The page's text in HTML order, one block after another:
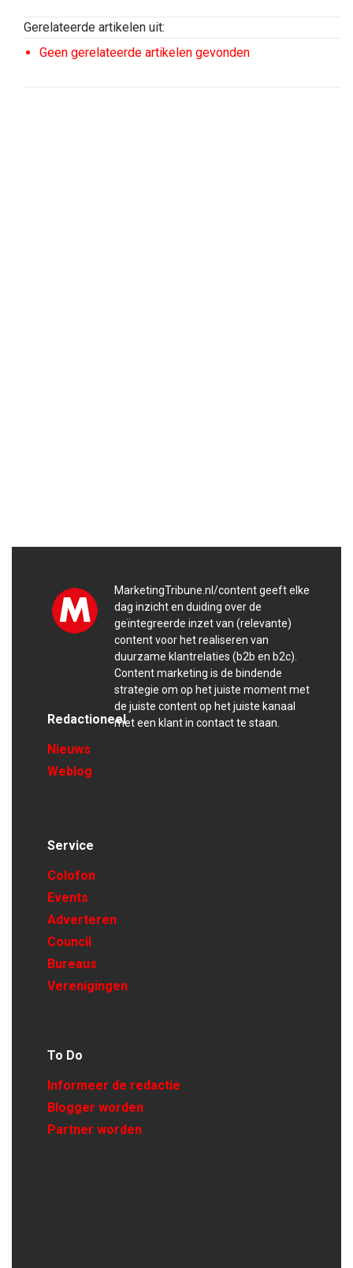
Gerelateerde artikelen uit:
Geen gerelateerde artikelen gevonden
MarketingTribune.nl/content geeft elke
dag inzicht en duiding over de
geïntegreerde inzet van (relevante)
content voor het realiseren van
duurzame klantrelaties (b2b en b2c).
Content marketing is de bindende
strategie om op het juiste moment met
de juiste content op het juiste kanaal
met een klant in contact te staan.
Redactioneel
Nieuws
Weblog
Service
Colofon
Events
Adverteren
Council
Bureaus
Verenigingen
To Do
Informeer de redactie
Blogger worden
Partner worden